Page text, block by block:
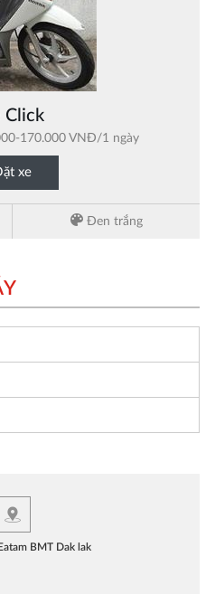
Click
170.000 VNĐ/1 ngày
xe
Đen trắng
BMT Dak lak